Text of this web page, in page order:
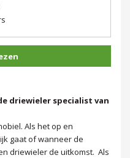
driewieler specialist van
Als het op en
gaat of wanneer de
driewieler de uitkomst. Als